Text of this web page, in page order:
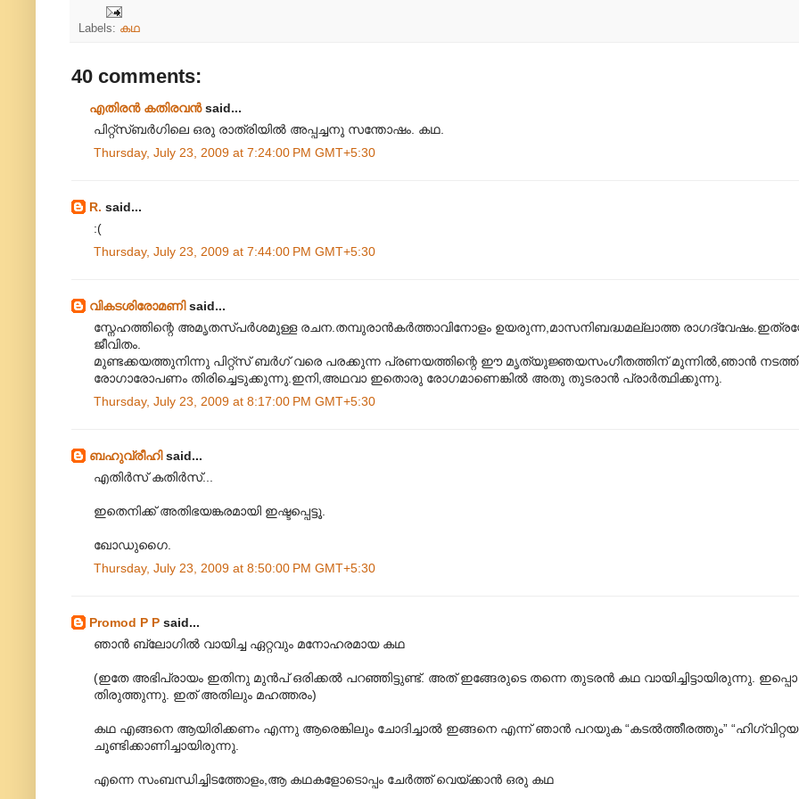
Labels: കഥ
40 comments:
എതിരന്‍ കതിരവന്‍said...
പിറ്റ്സ്ബർഗിലെ ഒരു രാത്രിയിൽ അപ്പച്ചനു സന്തോഷം. കഥ.
Thursday, July 23, 2009 at 7:24:00 PM GMT+5:30
R. said...
:(
Thursday, July 23, 2009 at 7:44:00 PM GMT+5:30
വികടശിരോമണിsaid...
സ്നേഹത്തിന്റെ അമൃതസ്പർശമുള്ള രചന.തമ്പുരാൻ‌കർത്താവിനോളം ഉയരുന്ന,മാസനിബദ്ധമല്ലാത്ത
ജീവിതം.
മുണ്ടക്കയത്തുനിന്നു പിറ്റ്സ് ബർഗ് വരെ പരക്കുന്ന പ്രണയത്തിന്റെ ഈ മൃത്യുജ്ഞയസംഗീതത്തിന് മുന്നിൽ,ഞാൻ
രോഗാരോപണം തിരിച്ചെടുക്കുന്നു.ഇനി,അഥവാ ഇതൊരു രോഗമാണെങ്കിൽ അതു തുടരാൻ പ്രാർത്ഥിക്കുന്നു.
Thursday, July 23, 2009 at 8:17:00 PM GMT+5:30
ബഹുവ്രീഹിsaid...
എതിർസ് കതിർസ്...
ഇതെനിക്ക് അതിഭയങ്കരമായി ഇഷ്ടപ്പെട്ടൂ.
ഖോഡുഗൈ.
Thursday, July 23, 2009 at 8:50:00 PM GMT+5:30
Promod P P said...
ഞാൻ ബ്ലോഗിൽ വായിച്ച ഏറ്റവും മനോഹരമായ കഥ
(ഇതേ അഭിപ്രായം ഇതിനു മുൻപ് ഒരിക്കൽ പറഞ്ഞിട്ടുണ്ട്. അത് ഇങ്ങേരുടെ തന്നെ തുടരൻ കഥ വായിച്ചിട്ടായിരുന്നു.
തിരുത്തുന്നു. ഇത് അതിലും മഹത്തരം)
കഥ എങ്ങനെ ആയിരിക്കണം എന്നു ആരെങ്കിലും ചോദിച്ചാൽ ഇങ്ങനെ എന്ന് ഞാൻ പറയുക “കടൽത്തീരത്തും”
ചൂണ്ടിക്കാണിച്ചായിരുന്നു.
എന്നെ സംബന്ധിച്ചിടത്തോളം,ആ കഥകളോടൊപ്പം ചേർത്ത് വെയ്ക്കാൻ ഒരു കഥ